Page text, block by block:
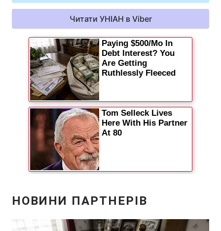
Читати УНІАН в Viber